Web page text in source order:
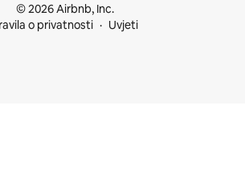
© 2026 Airbnb, Inc.
o privatnosti
Uvjeti